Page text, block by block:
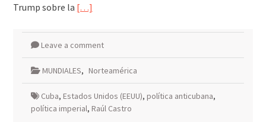
Trump sobre la […]
Leave a comment
MUNDIALES, Norteamérica
Cuba, Estados Unidos (EEUU), política anticubana,
política imperial, Raúl Castro